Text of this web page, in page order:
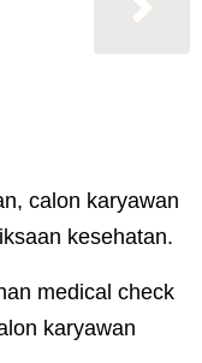
calon karyawan
kesehatan.
medical check
karyawan